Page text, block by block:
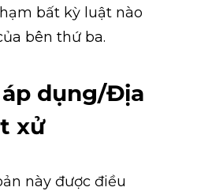
bất kỳ luật nào
bên thứ ba.
áp dụng/Địa
xử
này được điều